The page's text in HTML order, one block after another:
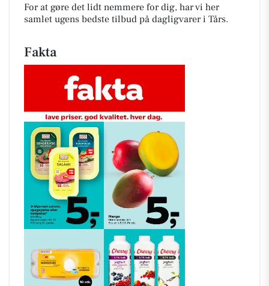
For at gøre det lidt nemmere for dig, har vi her
samlet ugens bedste tilbud på dagligvarer i Tårs.
Fakta